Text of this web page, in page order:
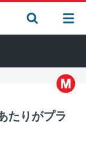
たりがプラ